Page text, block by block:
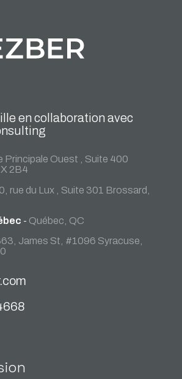
en collaboration avec
Principale Ouest , Suite 400
2B4
rue du Lux , Suite 301 Brossard,
- Québec, QC
James St, #1096 Syracuse,